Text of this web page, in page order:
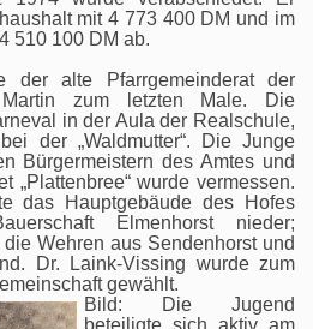
mit 4 773 400 DM und im
510 100 DM ab.
alte Pfarrgemeinderat der
Martin zum letzten Male. Die
in der Aula der Realschule,
der „Waldmutter“. Die Junge
Bürgermeistern des Amtes und
„Plattenbree“ wurde vermessen.
das Hauptgebäude des Hofes
Elmenhorst nieder;
Wehren aus Sendenhorst und
Dr. Laink-Vissing wurde zum
gewählt.
Bild: Die Jugend
beteiligte sich aktiv am